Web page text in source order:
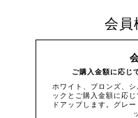
会員
ご購入金額に応じ
ホワイト、ブロンズ、
ックとご購入金額に応
ドアップします。グレ